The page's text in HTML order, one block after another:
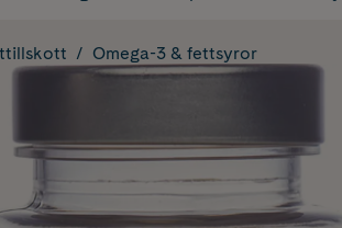
Omega-3 & fettsyror